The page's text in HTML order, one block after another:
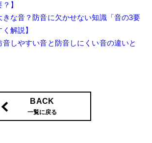
】
きな音？防音に欠かせない知識「音の3要
解説】
音しやすい音と防音しにくい音の違いと
BACK
一覧に戻る